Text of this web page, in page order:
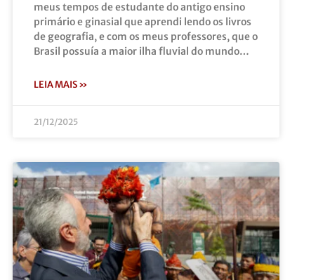
meus tempos de estudante do antigo ensino
primário e ginasial que aprendi lendo os livros
de geografia, e com os meus professores, que o
Brasil possuía a maior ilha fluvial do mundo…
LEIA MAIS »
21/12/2025